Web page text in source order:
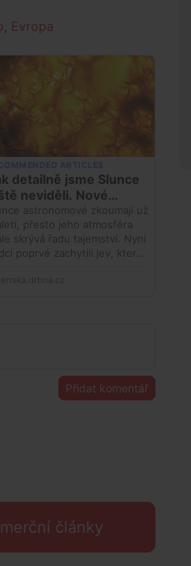
Evropa
Přidat komentář
články